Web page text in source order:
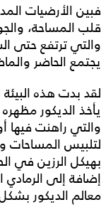
فبين الأرضيات
قلب المساحة،
والتي ترتفع حتى
يجتمع الحاضر
لقد بدت هذه
يأخذ الديكور
والتي راهنت
لتلبيس المساحات
بهيكل الرزين في
إضافة إلى
معالم الديكور